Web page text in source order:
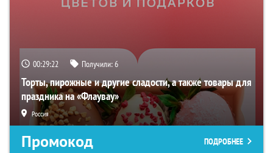
00:29:21 Получили:6
Торты, пирожные и другие сладости, а также товары для
праздника на «Флаувау»
Россия
Промокод ПОДРОБНЕЕ